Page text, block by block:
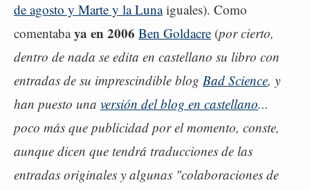
de agosto y Marte y la Lunaiguales). Como
comentabaya en 2006 Ben Goldacre (por cierto,
dentro de nada se edita en castellano su libro con
entradas de su imprescindible blog Bad Science, y
han puesto una versión del blog en castellano...
poco más que publicidad por el momento, conste,
aunque dicen que tendrá traducciones de las
entradas originales y algunas "colaboraciones de